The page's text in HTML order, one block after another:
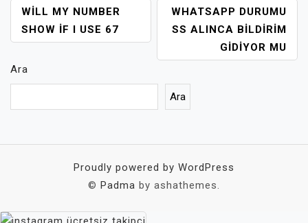
YAZI
GEZINMESI
WILL MY NUMBER
SHOW IF I USE 67
WHATSAPP DURUMU
SS ALINCA BILDIRIM
GIDIYOR MU
Ara
Ara
Proudly powered by WordPress
© Padma by ashathemes.